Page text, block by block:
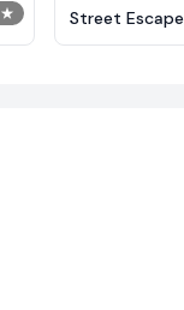
★ Street Escape